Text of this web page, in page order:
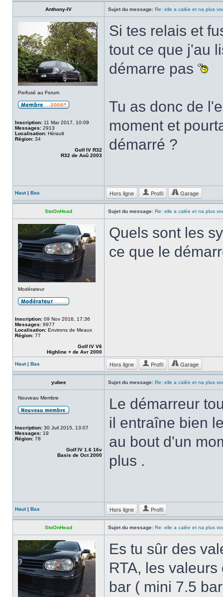
Anthony-IV Sujet du message: Re: elle a calée et na plus
Perfusé au Forum
Inscription: 11 Mar 2017, 10:09
Messages: 2913
Localisation: Hérault
Région: 34
Golf IV R32
R32 de Aoû 2003
Si tes relais et
tout ce que j'au
démarre pas
Tu as donc de
moment et
démarré ?
Haut| Bas Hors ligne Profil Garage
StoOnHead Sujet du message: Re: elle a calée et na plus
Modérateur
Inscription: 09 Nov 2016, 17:36
Messages: 9977
Localisation: Environs de Meaux
Région: 77
Golf IV V6
Highline + de Avr 2000
Quels sont les
ce que le
Haut| Bas Hors ligne Profil Garage
yubee Sujet du message: Re: elle a calée et na plus
Nouveau Membre
Inscription: 30 Juil 2015, 13:07
Messages: 19
Région: 78
Golf IV 1.6 16v
Basis de Oct 2000
Le démarreur
il entraîne bien
au bout d'un
plus .
Haut| Bas Hors ligne Profil
StoOnHead Sujet du message: Re: elle a calée et na plus
Es tu sûr des
RTA, les
bar ( mini 7.5